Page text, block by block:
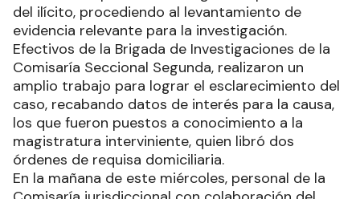
del ilícito, procediendo al levantamiento de
evidencia relevante para la investigación.
Efectivos de la Brigada de Investigaciones de la
Comisaría Seccional Segunda, realizaron un
amplio trabajo para lograr el esclarecimiento del
caso, recabando datos de interés para la causa,
los que fueron puestos a conocimiento a la
magistratura interviniente, quien libró dos
órdenes de requisa domiciliaria.
En la mañana de este miércoles, personal de la